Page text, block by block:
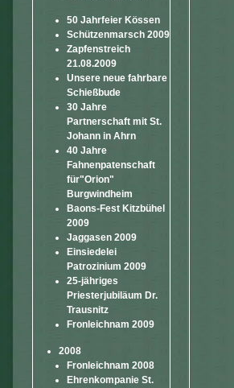
50 Jahrfeier Kössen
Schützenmarsch 2009
Zapfenstreich
21.08.2009
Unsere neue fahrbare
Schießbude
30 Jahre
Partnerschaft mit St.
Johann in Ahrn
40 Jahre
Fahnenpatenschaft
für"Orion"
Burgwindheim
Baons-Fest Kitzbühel
2009
Jaggasen 2009
Einsiedelei
Patrozinium 2009
25-jähriges
Priesterjubiläum Dr.
Trausnitz
Fronleichnam 2009
2008
Fronleichnam 2008
Ehrenkompanie St.